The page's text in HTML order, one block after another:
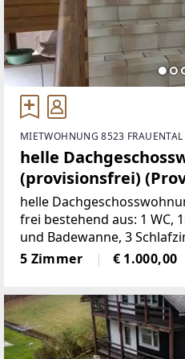
MIETWOHNUNG 8523
helle
(provisionsfrei)
helle
frei bestehend aus: 1 WC,
und Badewanne, 3
Wohnzimmermit Balkon
möbelierte Küche, 1
5 Zimmer € 1.000,00